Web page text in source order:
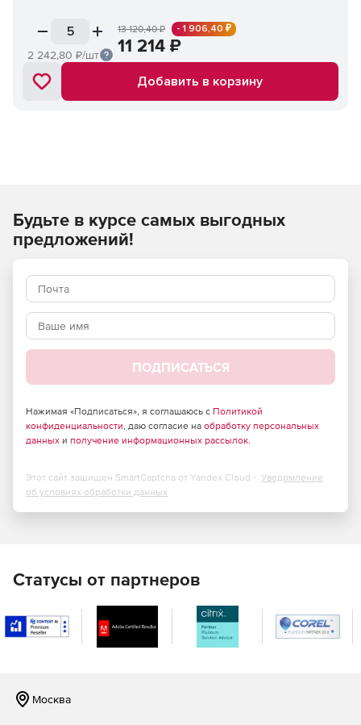
2 242,80 ₽/шт
13 120,40₽ - 1 906,40 ₽
11 214 ₽
Добавить в корзину
Будьте в курсе самых выгодных
предложений!
ПОДПИСАТЬСЯ
Нажимая «Подписаться», я соглашаюсь с Политикой
конфиденциальности, даю согласие на обработку персональных
данных и получение информационных рассылок.
Этот сайт защищен SmartCaptcha от Yandex Cloud - Уведомление
об условиях обработки данных
Статусы от партнеров
Москва